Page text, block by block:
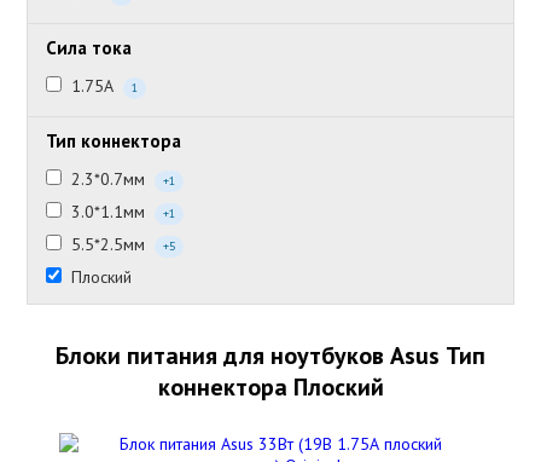
Сила тока
1.75А 1
Тип коннектора
2.3*0.7мм +1
3.0*1.1мм +1
5.5*2.5мм +5
Плоский
Блоки питания для ноутбуков Asus Тип
коннектора Плоский